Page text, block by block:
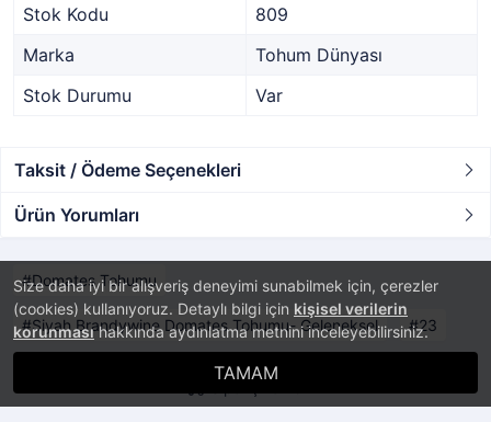
Size daha iyi bir alışveriş deneyimi sunabilmek için, çerezler
(cookies) kullanıyoruz. Detaylı bilgi için kişisel verilerin
korunmasıhakkında aydınlatma metnini inceleyebilirsiniz.
TAMAM
Stok Kodu
809
Marka
Tohum Dünyası
Stok Durumu
Var
Taksit / Ödeme Seçenekleri
Ürün Yorumları
Domates Tohumu
Siyah Brandywine Domates Tohumu- Geleneksel 23